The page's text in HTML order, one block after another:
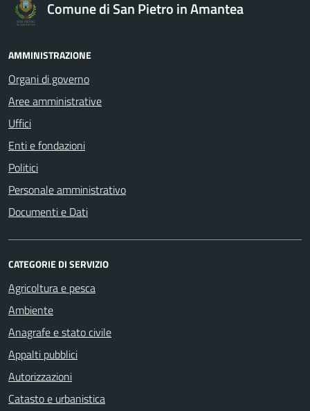
Comune di San Pietro in Amantea
AMMINISTRAZIONE
Organi di governo
Aree amministrative
Uffici
Enti e fondazioni
Politici
Personale amministrativo
Documenti e Dati
CATEGORIE DI SERVIZIO
Agricoltura e pesca
Ambiente
Anagrafe e stato civile
Appalti pubblici
Autorizzazioni
Catasto e urbanistica